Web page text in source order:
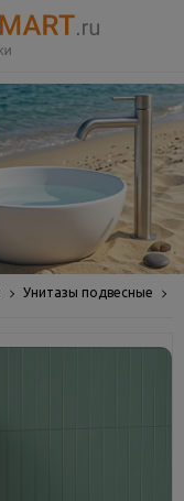
Унитазы подвесные